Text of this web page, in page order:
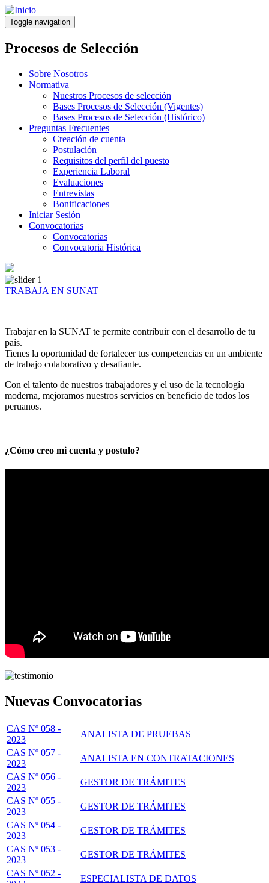
Pasar
al
contenido
principal
Toggle navigation
Procesos de Selección
Sobre Nosotros
Normativa
Nuestros Procesos de selección
Bases Procesos de Selección (Vigentes)
Bases Procesos de Selección (Histórico)
Preguntas Frecuentes
Creación de cuenta
Postulación
Requisitos del perfil del puesto
Experiencia Laboral
Evaluaciones
Entrevistas
Bonificaciones
Iniciar Sesión
Convocatorias
Convocatorias
Convocatoria Histórica
TRABAJA EN SUNAT
Trabajar en la SUNAT te permite contribuir con el desarrollo de tu
país.
Tienes la oportunidad de fortalecer tus competencias en un ambiente
de trabajo colaborativo y desafiante.
Con el talento de nuestros trabajadores y el uso de la tecnología
moderna, mejoramos nuestros servicios en beneficio de todos los
peruanos.
¿Cómo creo mi cuenta y postulo?
Nuevas Convocatorias
CAS Nº 058 -
2023
ANALISTA DE PRUEBAS
CAS Nº 057 -
2023
ANALISTA EN CONTRATACIONES
CAS Nº 056 -
2023
GESTOR DE TRÁMITES
CAS Nº 055 -
2023
GESTOR DE TRÁMITES
CAS Nº 054 -
2023
GESTOR DE TRÁMITES
CAS Nº 053 -
2023
GESTOR DE TRÁMITES
CAS Nº 052 -
ESPECIALISTA DE DATOS